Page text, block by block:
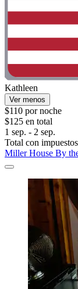
Kathleen
Ver menos
$110 por noche
$125 en total
1 sep. - 2 sep.
Total con
Miller House By